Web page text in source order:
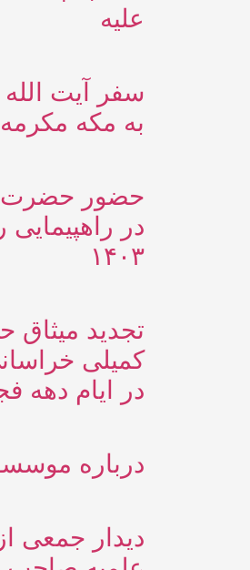
علیه
سفر آیت
به مکه
حضور حضرت
۱۴۰۳
تجدید میثاق
کمیلی
در ایام دهه فجر
درباره
دیدار جمعی